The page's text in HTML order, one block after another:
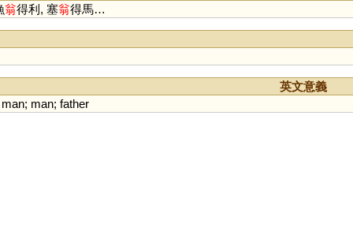
翁得利, 塞翁得馬…
英文意義
man; man; father